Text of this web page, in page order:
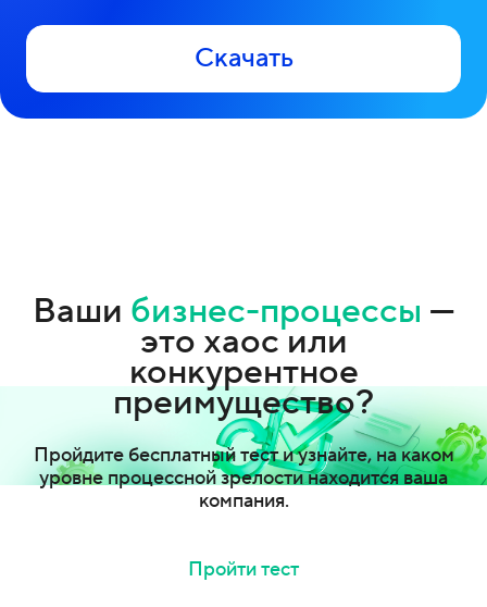
Скачать
Ваши бизнес-процессы —
это хаос или
конкурентное
преимущество?
Пройдите бесплатный тест и узнайте, на каком
уровне процессной зрелости находится ваша
компания.
Пройти тест